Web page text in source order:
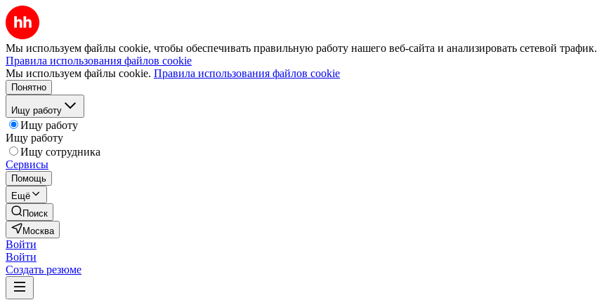
Мы используем файлы cookie, чтобы обеспечивать правильную работу нашего веб-сайта и анализировать сетевой трафик.
Правила использования файлов cookie
Мы используем файлы cookie. Правила использования файлов cookie
Понятно
Ищу работу
Ищу работу
Ищу работу
Ищу сотрудника
Сервисы
Помощь
Ещё
Поиск
Москва
Войти
Войти
Создать резюме